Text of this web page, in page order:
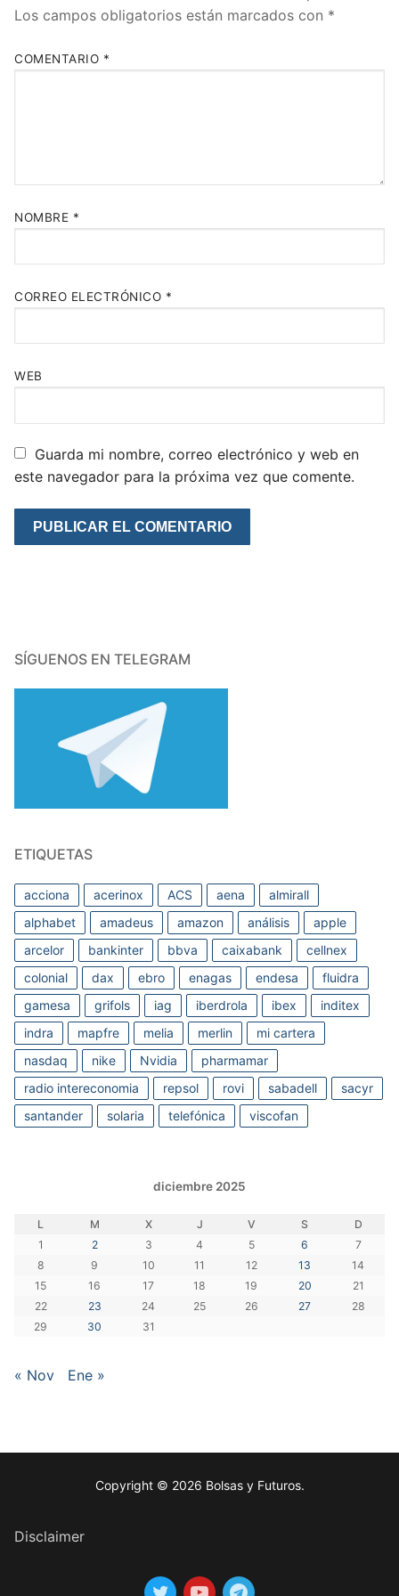
Los campos obligatorios están marcados con *
COMENTARIO *
NOMBRE *
CORREO ELECTRÓNICO *
WEB
Guarda mi nombre, correo electrónico y web en
este navegador para la próxima vez que comente.
SÍGUENOS EN TELEGRAM
ETIQUETAS
acciona acerinox ACS aena
almirall
alphabet
amadeus amazon análisis
apple
arcelor
bankinter bbva caixabank
cellnex
colonial
dax ebro enagas endesa
fluidra
gamesa
grifols iag iberdrola ibex
inditex
indra
mapfre melia merlin
mi cartera
nasdaq
nike Nvidia
pharmamar
radio intereconomia
repsol rovi sabadell
sacyr
santander
solaria telefónica viscofan
diciembre 2025
L M X J V S
D
1
2 3 4 5 6
7
8
9 10 11 12 13
14
15
16 17 18 19 20
21
22
23 24 25 26 27
28
29
30 31
« Nov Ene »
Copyright © 2026 Bolsas y Futuros.
Disclaimer